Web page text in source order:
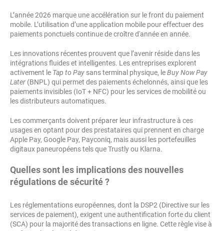
L’année 2026 marque une accélération sur le front du paiement
mobile. L’utilisation d’une application mobile pour effectuer des
paiements ponctuels continue de croître d'année en année.
Les innovations récentes prouvent que l’avenir réside dans les
intégrations fluides et intelligentes. Les entreprises explorent
activement le Tap to Pay sans terminal physique, leBuy Now Pay
Later (BNPL) qui permet des paiements échelonnés, ainsi que les
paiements invisibles (IoT + NFC) pour les services de mobilité ou
les distributeurs automatiques.
Les commerçants doivent préparer leur infrastructure à ces
usages en optant pour des prestataires qui prennent en charge
Apple Pay, Google Pay, Payconiq, mais aussi les portefeuilles
digitaux paneuropéens tels que Trustly ou Klarna.
Quelles sont les implications des nouvelles
régulations de sécurité ?
Les réglementations européennes, dont la DSP2 (Directive sur les
services de paiement), exigent une authentification forte du client
(SCA) pour la majorité des transactions en ligne. Cette règle vise à